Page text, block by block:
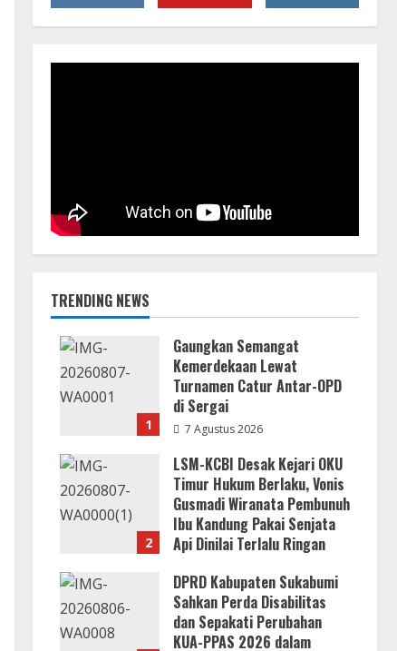
TRENDING NEWS
1
Gaungkan Semangat
Kemerdekaan Lewat
Turnamen Catur Antar-OPD
di Sergai
7 Agustus 2026
2
LSM-KCBI Desak Kejari OKU
Timur Hukum Berlaku, Vonis
Gusmadi Wiranata Pembunuh
Ibu Kandung Pakai Senjata
Api Dinilai Terlalu Ringan
DPRD Kabupaten Sukabumi
Sahkan Perda Disabilitas
dan Sepakati Perubahan
KUA-PPAS 2026 dalam